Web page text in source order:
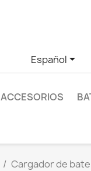
Español
ACCESORIOS
Cargador de